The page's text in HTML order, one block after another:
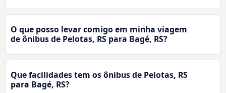
O que posso levar comigo em minha viagem
de ônibus de Pelotas, RS para Bagé, RS?
Que facilidades tem os ônibus de Pelotas, RS
para Bagé, RS?